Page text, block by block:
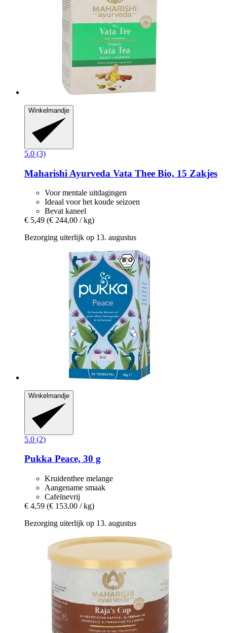
Winkelmandje
5.0 (3)
Maharishi Ayurveda Vata Thee Bio, 15 Zakjes
Voor mentale uitdagingen
Ideaal voor het koude seizoen
Bevat kaneel
€ 5,49 (€ 244,00 / kg)
Bezorging uiterlijk op 13. augustus
Winkelmandje
5.0 (2)
Pukka Peace, 30 g
Kruidenthee melange
Aangename smaak
Cafeïnevrij
€ 4,59 (€ 153,00 / kg)
Bezorging uiterlijk op 13. augustus